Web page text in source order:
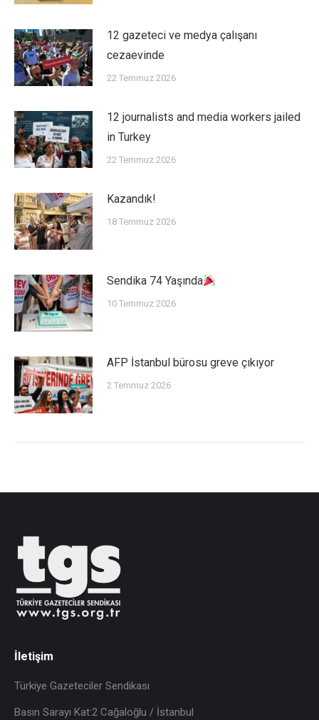
12 gazeteci ve medya çalışanı
cezaevinde
22 Temmuz 2026
12 journalists and media workers jailed
in Turkey
22 Temmuz 2026
Kazandık!
18 Temmuz 2026
Sendika 74 Yaşında
10 Temmuz 2026
AFP İstanbul bürosu greve çıkıyor
2 Temmuz 2026
İletişim
Türkiye Gazeteciler Sendikası
Basın Sarayı Kat:2 Cağaloğlu / İstanbul